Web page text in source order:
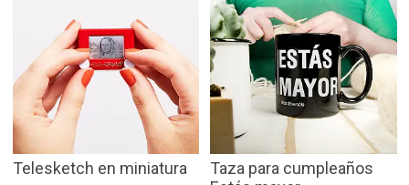
Telesketch en miniatura
Taza para cumpleaños